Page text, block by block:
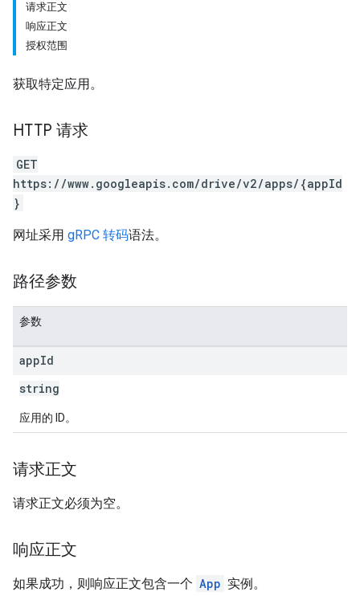
请求正文
响应正文
授权范围
获取特定应用。
HTTP 请求
GET
https://www.googleapis.com/drive/v2/apps/{appId
}
网址采用 gRPC 转码语法。
路径参数
参数
appId
string
应用的 ID。
请求正文
请求正文必须为空。
响应正文
如果成功，则响应正文包含一个 App 实例。